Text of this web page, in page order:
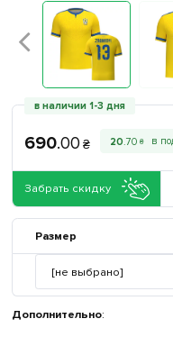
в наличии 1-3 дня
690.00 ₴ 20.70 ₴
Забрать скидку
Размер
Дополнительно: